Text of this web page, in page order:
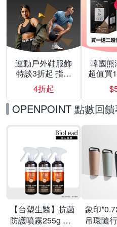
運動戶外鞋服飾
特談3折起 指定
滿額再折100
4折起
韓國熊
超值買
OPENPOINT 點數回
【台塑生醫】抗菌
防護噴霧255g 三
象印
吊環隨